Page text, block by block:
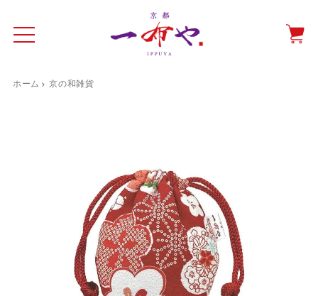
ド 一布やについて
光田愛のテーブルコーディネート
ホーム 京の和雑貨